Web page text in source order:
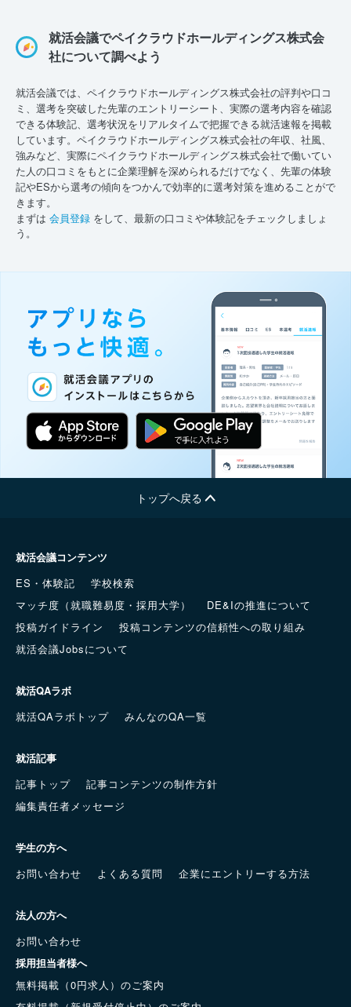
就活会議でペイクラウドホールディングス株式会
社について調べよう
就活会議では、ペイクラウドホールディングス株式会社の評判や口コ
ミ、選考を突破した先輩のエントリーシート、実際の選考内容を確認
できる体験記、選考状況をリアルタイムで把握できる就活速報を掲載
しています。ペイクラウドホールディングス株式会社の年収、社風、
強みなど、実際にペイクラウドホールディングス株式会社で働いてい
た人の口コミをもとに企業理解を深められるだけでなく、先輩の体験
記やESから選考の傾向をつかんで効率的に選考対策を進めることがで
きます。
まずは 会員登録 をして、最新の口コミや体験記をチェックしましょ
う。
トップへ戻る
就活会議コンテンツ
ES・体験記
学校検索
マッチ度（就職難易度・採用大学）
DE&Iの推進について
投稿ガイドライン
投稿コンテンツの信頼性への取り組み
就活会議Jobsについて
就活QAラボ
就活QAラボトップ
みんなのQA一覧
就活記事
記事トップ
記事コンテンツの制作方針
編集責任者メッセージ
学生の方へ
お問い合わせ
よくある質問 企業にエントリーする方法
法人の方へ
お問い合わせ
採用担当者様へ
無料掲載（0円求人）のご案内